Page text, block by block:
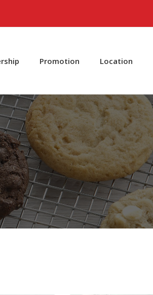
Promotion Location